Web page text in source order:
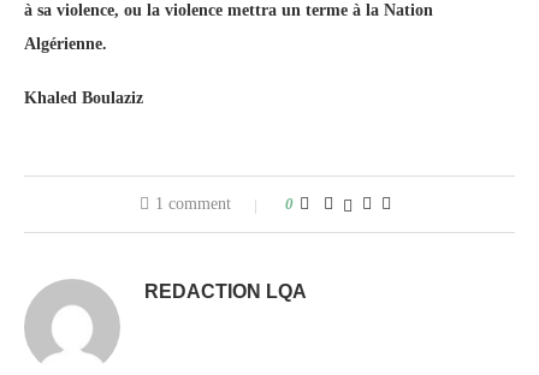
à sa violence, ou la violence mettra un terme à la Nation
Algérienne.
Khaled Boulaziz
1 comment 0
REDACTION LQA